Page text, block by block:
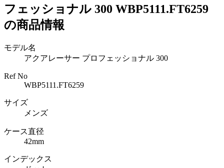
フェッショナル 300 WBP5111.FT6259
の商品情報
モデル名
アクアレーサー プロフェッショナル 300
Ref No
WBP5111.FT6259
サイズ
メンズ
ケース直径
42mm
インデックス